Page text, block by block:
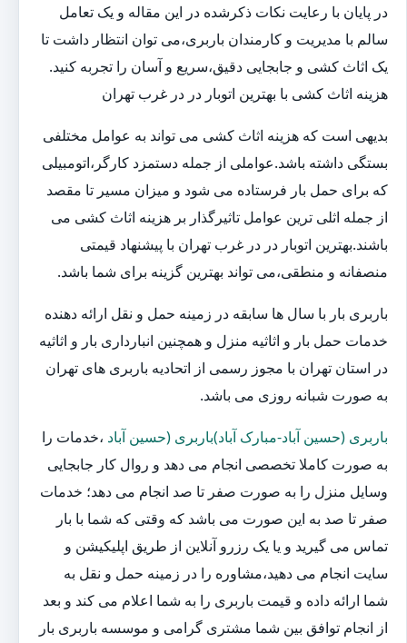
در پایان با رعایت نکات ذکرشده در این مقاله و یک تعامل
سالم با مدیریت و کارمندان باربری،می توان انتظار داشت تا
یک اثاث کشی و جابجایی دقیق،سریع و آسان را تجربه کنید.
هزینه اثاث کشی با بهترین اتوبار در در غرب تهران
بدیهی است که هزینه اثاث کشی می تواند به عوامل مختلفی
بستگی داشته باشد.عواملی از جمله دستمزد کارگر،اتومبیلی
که برای حمل بار فرستاده می شود و میزان مسیر تا مقصد
از جمله اثلی ترین عوامل تاثیرگذار بر هزینه اثاث کشی می
باشند.بهترین اتوبار در در غرب تهران با پیشنهاد قیمتی
منصفانه و منطقی،می تواند بهترین گزینه برای شما باشد.
باربری بار با سال ها سابقه در زمینه حمل و نقل ارائه دهنده
خدمات حمل بار و اثاثیه منزل و همچنین انبارداری بار و اثاثیه
در استان تهران با مجوز رسمی از اتحادیه باربری های تهران
به صورت شبانه روزی می باشد.
باربری (حسین آباد-مبارک آباد)باربری (حسین آباد ،خدمات را
به صورت کاملا تخصصی انجام می دهد و روال کار جابجایی
وسایل منزل را به صورت صفر تا صد انجام می دهد؛ خدمات
صفر تا صد به این صورت می باشد که وقتی که شما با بار
تماس می گیرید و یا یک رزرو آنلاین از طریق اپلیکیشن و
سایت انجام می دهید،مشاوره را در زمینه حمل و نقل به
شما ارائه داده و قیمت باربری را به شما اعلام می کند و بعد
از انجام توافق بین شما مشتری گرامی و موسسه باربری بار